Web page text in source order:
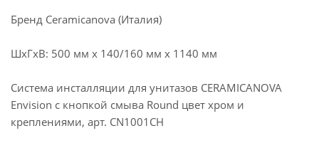
Бренд Ceramicanova (Италия)
ШхГхВ: 500 мм х 140/160 мм х 1140 мм
Система инсталляции для унитазов CERAMICANOVA
Envision с кнопкой смыва Round цвет хром и
креплениями, арт. CN1001CH